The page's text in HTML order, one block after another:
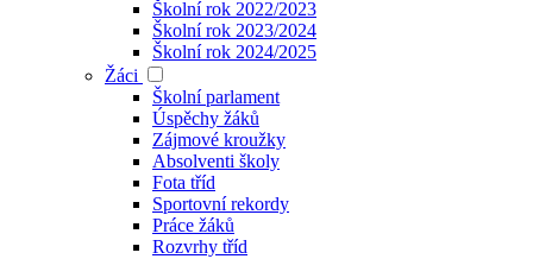
Školní rok 2022/2023
Školní rok 2023/2024
Školní rok 2024/2025
Žáci
Školní parlament
Úspěchy žáků
Zájmové kroužky
Absolventi školy
Fota tříd
Sportovní rekordy
Práce žáků
Rozvrhy tříd